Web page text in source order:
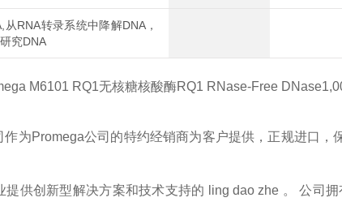
RNA转录系统中降解DNA，
究DNA
M6101 RQ1无核糖核酸酶RQ1 RNase-Free
作为Promega公司的特约经销商为客户提供，正规进口，
提供创新型解决方案和技术支持的 ling dao zhe 。 公司